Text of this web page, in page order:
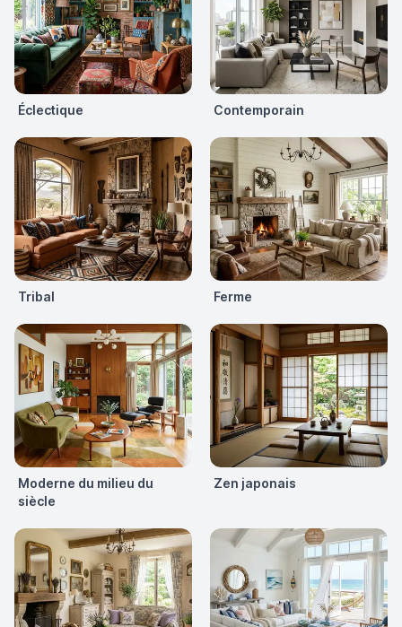
Éclectique Contemporain
Tribal Ferme
Moderne du milieu du
siècle
Zen japonais